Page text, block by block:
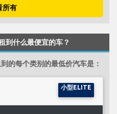
所有
到什么最便宜的车？
的每个类别的最低价汽车是：
小型ELITE